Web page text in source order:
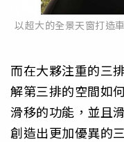
以超大的全景天窗打造
而在大夥注重的三
解第三排的空間如
滑移的功能，並且
創造出更加優異的